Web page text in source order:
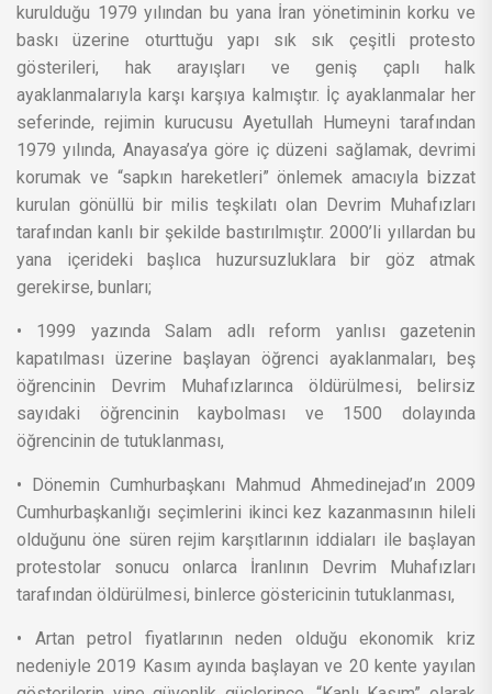
kurulduğu 1979 yılından bu yana İran yönetiminin korku ve
baskı üzerine oturttuğu yapı sık sık çeşitli protesto
gösterileri, hak arayışları ve geniş çaplı halk
ayaklanmalarıyla karşı karşıya kalmıştır. İç ayaklanmalar her
seferinde, rejimin kurucusu Ayetullah Humeyni tarafından
1979 yılında, Anayasa’ya göre iç düzeni sağlamak, devrimi
korumak ve “sapkın hareketleri” önlemek amacıyla bizzat
kurulan gönüllü bir milis teşkilatı olan Devrim Muhafızları
tarafından kanlı bir şekilde bastırılmıştır. 2000’li yıllardan bu
yana içerideki başlıca huzursuzluklara bir göz atmak
gerekirse, bunları;
• 1999 yazında Salam adlı reform yanlısı gazetenin
kapatılması üzerine başlayan öğrenci ayaklanmaları, beş
öğrencinin Devrim Muhafızlarınca öldürülmesi, belirsiz
sayıdaki öğrencinin kaybolması ve 1500 dolayında
öğrencinin de tutuklanması,
• Dönemin Cumhurbaşkanı Mahmud Ahmedinejad’ın 2009
Cumhurbaşkanlığı seçimlerini ikinci kez kazanmasının hileli
olduğunu öne süren rejim karşıtlarının iddiaları ile başlayan
protestolar sonucu onlarca İranlının Devrim Muhafızları
tarafından öldürülmesi, binlerce göstericinin tutuklanması,
• Artan petrol fiyatlarının neden olduğu ekonomik kriz
nedeniyle 2019 Kasım ayında başlayan ve 20 kente yayılan